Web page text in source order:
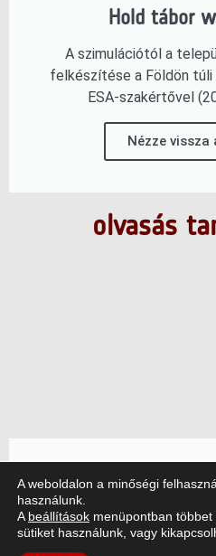
Hold tábor
A szimulációtól a
felkészítése a Földön túli
ESA-szakértővel
Nézze vissza
olvasás
Artemis
A NASA Artemis II
európai szolgálati modulja
A weboldalon a minőségi
használunk.
A beállítások menüpontban
sütiket használunk, vagy